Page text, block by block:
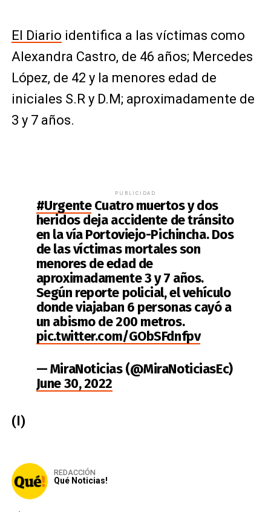
El Diario identifica a las víctimas como
Alexandra Castro, de 46 años; Mercedes
López, de 42 y la menores edad de
iniciales S.R y D.M; aproximadamente de
3 y 7 años.
PUBLICIDAD
#UrgenteCuatro muertos y dos
heridos deja accidente de tránsito
en la vía Portoviejo-Pichincha. Dos
de las víctimas mortales son
menores de edad de
aproximadamente 3 y 7 años.
Según reporte policial, el vehículo
donde viajaban 6 personas cayó a
un abismo de 200 metros.
pic.twitter.com/GObSFdnfpv
— MiraNoticias (@MiraNoticiasEc)
June 30, 2022
(I)
REDACCIÓN
Qué Noticias!